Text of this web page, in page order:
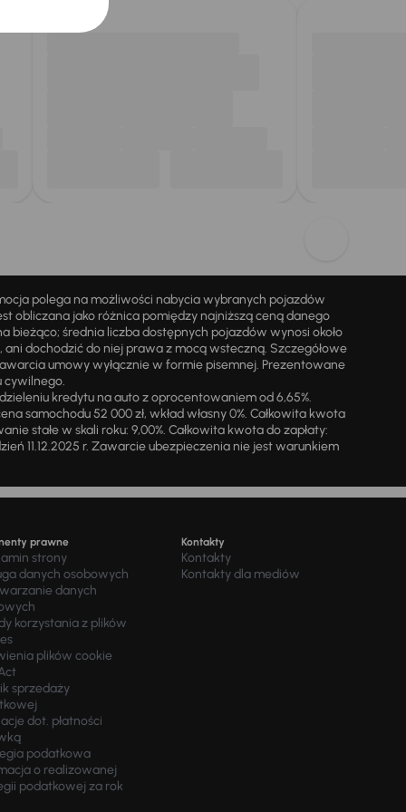
polega na możliwości nabycia wybranych pojazdów
obliczana jako różnica pomiędzy najniższą ceną danego
bieżąco; średnia liczba dostępnych pojazdów wynosi około
dochodzić do niej prawa z mocą wsteczną. Szczegółowe
umowy wyłącznie w formie pisemnej. Prezentowane
cywilnego.
kredytu na auto z oprocentowaniem od 6,65%.
samochodu 52 000 zł, wkład własny 0%. Całkowita kwota
stałe w skali roku: 9,00%. Całkowita kwota do zapłaty:
11.12.2025 r. Zawarcie ubezpieczenia nie jest warunkiem
prawne
strony
danych osobowych
danych
korzystania z plików
plików cookie
sprzedaży
dot. płatności
podatkowa
o realizowanej
podatkowej za rok
Kontakty
Kontakty
Kontakty dla mediów